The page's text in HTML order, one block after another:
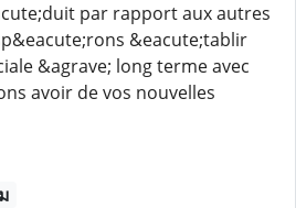
par rapport aux autres
&eacute;tablir
&agrave; long terme avec
avoir de vos nouvelles